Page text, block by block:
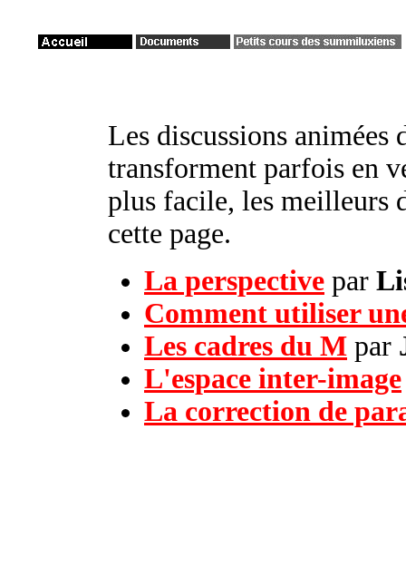
Les discussions animées
transforment parfois en
plus facile, les meilleurs
cette page.
La perspective par
Comment utiliser
Les cadres du M par
L'espace inter-image
La correction de